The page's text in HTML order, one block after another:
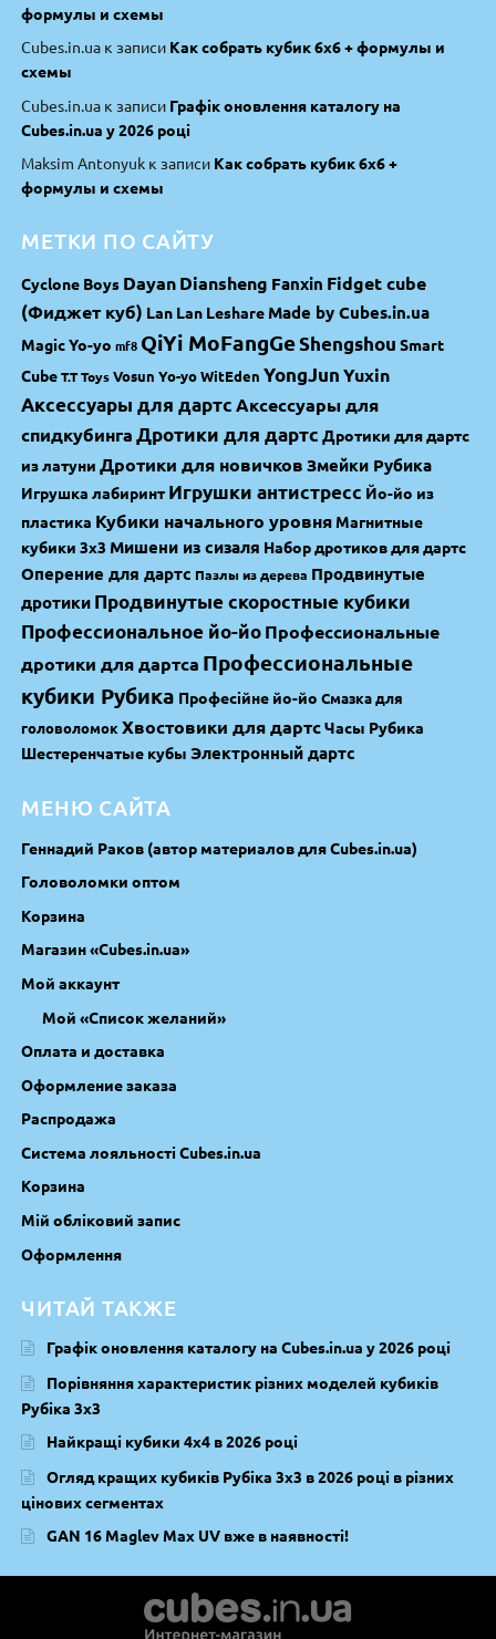
формулы и схемы
Cubes.in.ua к записи Как собрать кубик 6х6 + формулы и
схемы
Cubes.in.ua к записи Графік оновлення каталогу на
Cubes.in.ua у 2026 році
Maksim Antonyuk к записи Как собрать кубик 6х6 +
формулы и схемы
МЕТКИ ПО САЙТУ
Cyclone Boys DayanDiansheng Fanxin Fidget cube
(Фиджет куб) Lan Lan Leshare Made by Cubes.in.ua
Magic Yo-yo mf8 QiYi MoFangGeShengshou Smart
Cube T.T Toys Vosun Yo-yoWitEden YongJun Yuxin
Аксессуары для дартс Аксессуары для
спидкубинга Дротики для дартс Дротики для дартс
из латуни Дротики для новичков Змейки Рубика
Игрушка лабиринт Игрушки антистресс Йо-йо из
пластика Кубики начального уровня Магнитные
кубики 3х3 Мишени из сизаля Набор дротиков для дартс
Оперение для дартс Пазлы из дерева Продвинутые
дротики Продвинутые скоростные кубики
Профессиональное йо-йоПрофессиональные
дротики для дартса Профессиональные
кубики Рубика Професійне йо-йо Смазка для
головоломокХвостовики для дартсЧасы Рубика
Шестеренчатые кубы Электронный дартс
МЕНЮ САЙТА
Геннадий Раков (автор материалов для Cubes.in.ua)
Головоломки оптом
Корзина
Магазин «Cubes.in.ua»
Мой аккаунт
Мой «Список желаний»
Оплата и доставка
Оформление заказа
Распродажа
Система лояльності Cubes.in.ua
Корзина
Мій обліковий запис
Оформлення
ЧИТАЙ ТАКЖЕ
Графік оновлення каталогу на Cubes.in.ua у 2026 році
Порівняння характеристик різних моделей кубиків
Рубіка 3х3
Найкращі кубики 4х4 в 2026 році
Огляд кращих кубиків Рубіка 3х3 в 2026 році в різних
цінових сегментах
GAN 16 Maglev Max UV вже в наявності!